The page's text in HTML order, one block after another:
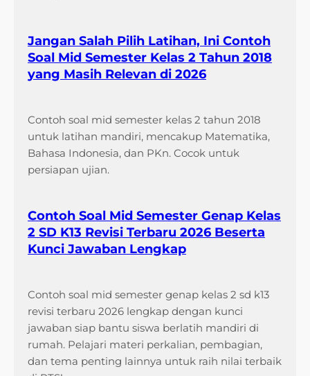
Jangan Salah Pilih Latihan, Ini Contoh
Soal Mid Semester Kelas 2 Tahun 2018
yang Masih Relevan di 2026
Contoh soal mid semester kelas 2 tahun 2018
untuk latihan mandiri, mencakup Matematika,
Bahasa Indonesia, dan PKn. Cocok untuk
persiapan ujian.
Contoh Soal Mid Semester Genap Kelas
2 SD K13 Revisi Terbaru 2026 Beserta
Kunci Jawaban Lengkap
Contoh soal mid semester genap kelas 2 sd k13
revisi terbaru 2026 lengkap dengan kunci
jawaban siap bantu siswa berlatih mandiri di
rumah. Pelajari materi perkalian, pembagian,
dan tema penting lainnya untuk raih nilai terbaik